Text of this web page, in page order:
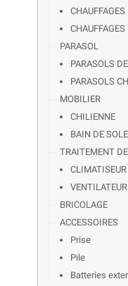
PARASOL
PARASOLS
PARASOLS
MOBILIER
CHILIENNE
BAIN DE
TRAITEMENT DE
CLIMATISEUR
VENTILATEUR
BRICOLAGE
ACCESSOIRES
Prise
Pile
Batteries